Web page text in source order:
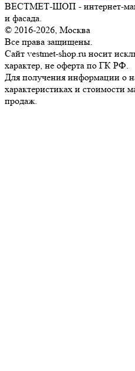
ВЕСТМЕТ-ШОП - интернет-
и фасада.
© 2016-2026, Москва
Все права защищены.
Сайт vestmet-shop.ru носит
характер, не оферта по ГК РФ.
Для получения информации о
характеристиках и стоимости
продаж.